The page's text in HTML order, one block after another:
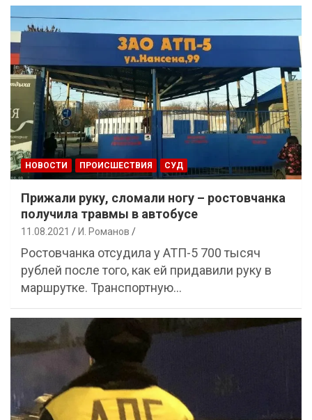
НОВОСТИ ПРОИСШЕСТВИЯ СУД
Прижали руку, сломали ногу – ростовчанка
получила травмы в автобусе
11.08.2021 И. Романов
Ростовчанка отсудила у АТП-5 700 тысяч
рублей после того, как ей придавили руку в
маршрутке. Транспортную…